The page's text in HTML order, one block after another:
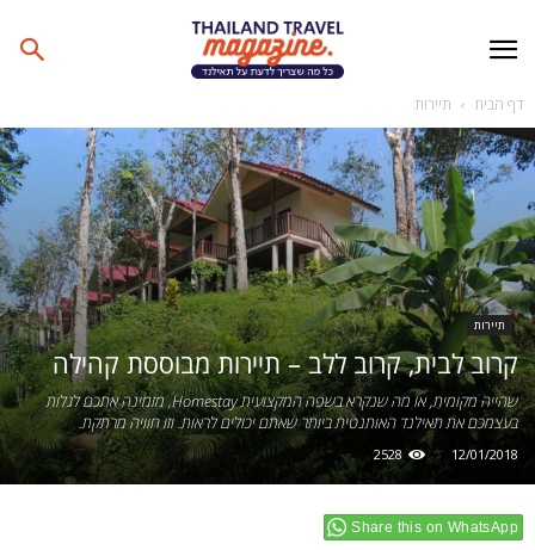
דף הבית תיירות
תיירות
קרוב לבית, קרוב ללב – תיירות מבוססת קהילה
שהייה מקומית, או מה שנקרא בשפה המקצועית Homestay, מזמינה אתכם לגלות
בעצמכם את תאילנד האותנטית ביותר שאתם יכולים לראות. וזו חוויה מרתקת.
12/01/2018
2528
Share this on WhatsApp